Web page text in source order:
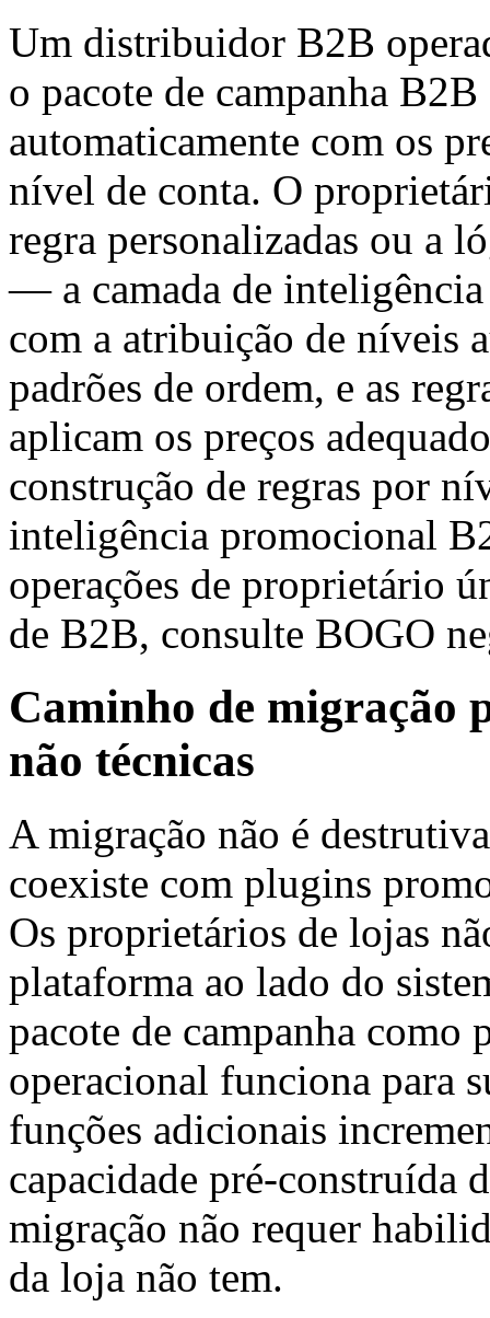
Um distribuidor B2B
o pacote de campanha
automaticamente com os
nível de conta. O
regra personalizadas ou a
— a camada de
com a atribuição de níveis
padrões de ordem, e as
aplicam os preços
construção de regras por
inteligência promocional
operações de proprietário
de B2B, consulte BOGO
Caminho de migração
não técnicas
A migração não é
coexiste com plugins
Os proprietários de lojas
plataforma ao lado do
pacote de campanha
operacional funciona para
funções adicionais
capacidade pré-construída
migração não requer
da loja não tem.